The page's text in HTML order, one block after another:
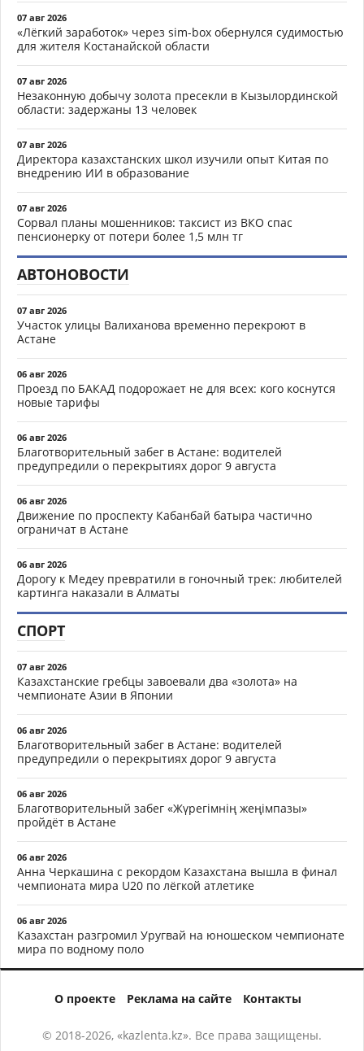
07 авг 2026
«Лёгкий заработок» через sim-box обернулся судимостью
для жителя Костанайской области
07 авг 2026
Незаконную добычу золота пресекли в Кызылординской
области: задержаны 13 человек
07 авг 2026
Директора казахстанских школ изучили опыт Китая по
внедрению ИИ в образование
07 авг 2026
Сорвал планы мошенников: таксист из ВКО спас
пенсионерку от потери более 1,5 млн тг
АВТОНОВОСТИ
07 авг 2026
Участок улицы Валиханова временно перекроют в
Астане
06 авг 2026
Проезд по БАКАД подорожает не для всех: кого коснутся
новые тарифы
06 авг 2026
Благотворительный забег в Астане: водителей
предупредили о перекрытиях дорог 9 августа
06 авг 2026
Движение по проспекту Кабанбай батыра частично
ограничат в Астане
06 авг 2026
Дорогу к Медеу превратили в гоночный трек: любителей
картинга наказали в Алматы
СПОРТ
07 авг 2026
Казахстанские гребцы завоевали два «золота» на
чемпионате Азии в Японии
06 авг 2026
Благотворительный забег в Астане: водителей
предупредили о перекрытиях дорог 9 августа
06 авг 2026
Благотворительный забег «Жүрегімнің жеңімпазы»
пройдёт в Астане
06 авг 2026
Анна Черкашина с рекордом Казахстана вышла в финал
чемпионата мира U20 по лёгкой атлетике
06 авг 2026
Казахстан разгромил Уругвай на юношеском чемпионате
мира по водному поло
О проекте Реклама на сайте Контакты
© 2018-2026, «kazlenta.kz». Все права защищены.